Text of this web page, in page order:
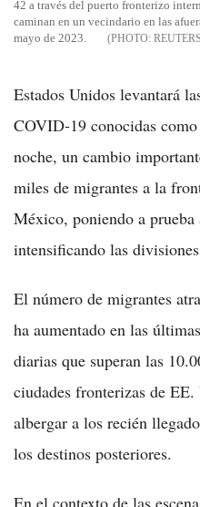
42 a través del puerto fronterizo
caminan en un vecindario en las
mayo de 2023.
REUTERS
Estados Unidos levantará
COVID-19 conocidas
noche, un cambio
miles de migrantes a la
México, poniendo a prueba
intensificando las
El número de migrantes
ha aumentado en las
diarias que superan las
ciudades fronterizas de
albergar a los recién
los destinos posteriores.
En el contexto de las